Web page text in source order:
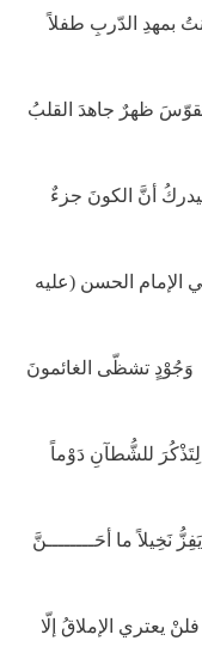
بمهدِ الدّربِ طفلاً
تقوّسَ ظهرٌ جاهدَ القلبُ
أنَّ الكونَ جزءٌ
الحسن (عليه
وَجُوْدٍ تشظّى الغائمونَ
لِتَذْكُرَ للشُّطآنِ دَوْماً
نَخِيلاً ما أحَــــــــنَّ
يعتري الإملاقُ إلّا